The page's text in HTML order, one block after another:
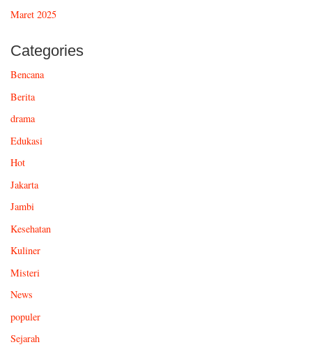
Maret 2025
Categories
Bencana
Berita
drama
Edukasi
Hot
Jakarta
Jambi
Kesehatan
Kuliner
Misteri
News
populer
Sejarah